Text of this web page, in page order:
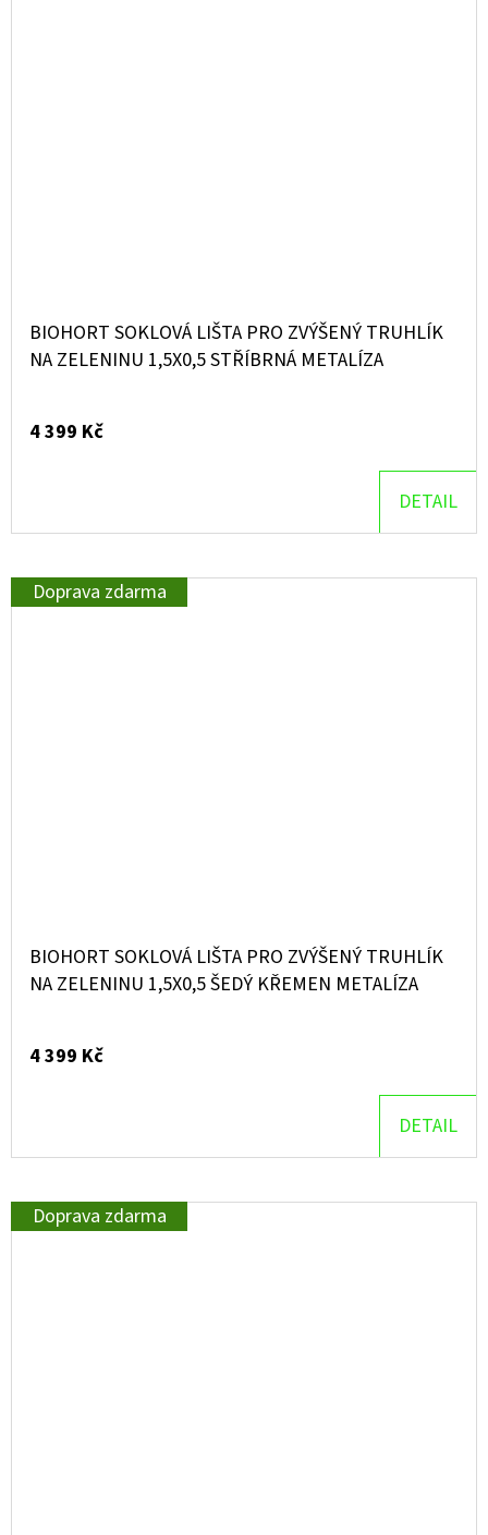
BIOHORT SOKLOVÁ LIŠTA PRO ZVÝŠENÝ TRUHLÍK
NA ZELENINU 1,5X0,5 STŘÍBRNÁ METALÍZA
4 399 Kč
DETAIL
Doprava zdarma
BIOHORT SOKLOVÁ LIŠTA PRO ZVÝŠENÝ TRUHLÍK
NA ZELENINU 1,5X0,5 ŠEDÝ KŘEMEN METALÍZA
4 399 Kč
DETAIL
Doprava zdarma